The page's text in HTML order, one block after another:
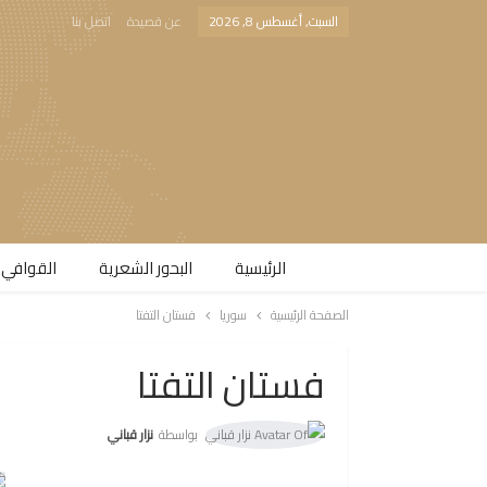
السبت, أغسطس 8, 2026 عن قصيدة اتصل بنا
الرئيسية البحور الشعرية​
الصفحة الرئيسية سوريا فستان التفتا
فستان التفتا
بواسطة نزار قباني